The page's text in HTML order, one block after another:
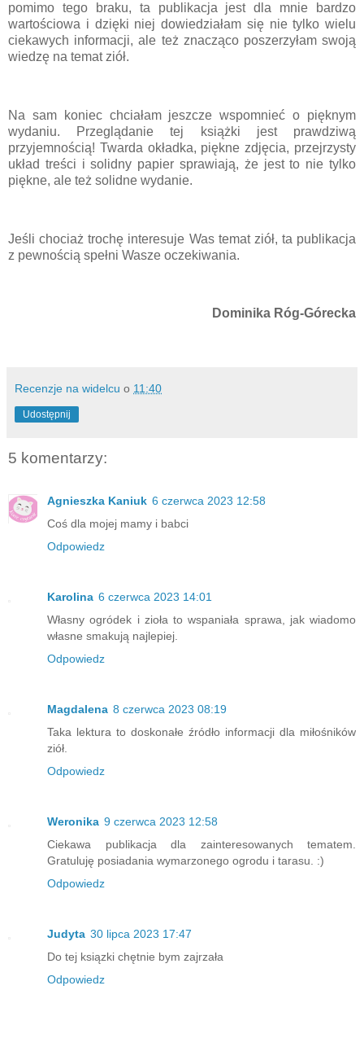
pomimo tego braku, ta publikacja jest dla mnie bardzo
wartościowa i dzięki niej dowiedziałam się nie tylko wielu
ciekawych informacji, ale też znacząco poszerzyłam swoją
wiedzę na temat ziół.
Na sam koniec chciałam jeszcze wspomnieć o pięknym
wydaniu. Przeglądanie tej książki jest prawdziwą
przyjemnością! Twarda okładka, piękne zdjęcia, przejrzysty
układ treści i solidny papier sprawiają, że jest to nie tylko
piękne, ale też solidne wydanie.
Jeśli chociaż trochę interesuje Was temat ziół, ta publikacja
z pewnością spełni Wasze oczekiwania.
Dominika Róg-Górecka
Recenzje na widelcu o 11:40
Udostępnij
5 komentarzy:
Agnieszka Kaniuk 6 czerwca 2023 12:58
Coś dla mojej mamy i babci
Odpowiedz
Karolina 6 czerwca 2023 14:01
Własny ogródek i zioła to wspaniała sprawa, jak wiadomo
własne smakują najlepiej.
Odpowiedz
Magdalena 8 czerwca 2023 08:19
Taka lektura to doskonałe źródło informacji dla miłośników
ziół.
Odpowiedz
Weronika 9 czerwca 2023 12:58
Ciekawa publikacja dla zainteresowanych tematem.
Gratuluję posiadania wymarzonego ogrodu i tarasu. :)
Odpowiedz
Judyta 30 lipca 2023 17:47
Do tej ksiązki chętnie bym zajrzała
Odpowiedz